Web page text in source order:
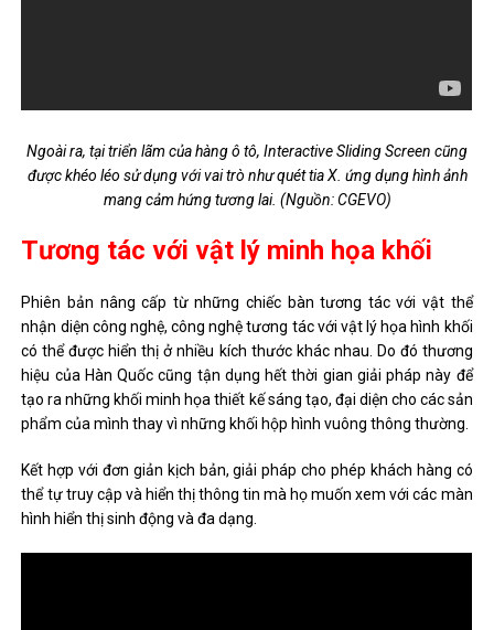
Ngoài ra, tại triển lãm của hàng ô tô, Interactive Sliding Screen cũng
được khéo léo sử dụng với vai trò như quét tia X. ứng dụng hình ảnh
mang cảm hứng tương lai. (Nguồn: CGEVO)
Tương tác với vật lý minh họa khối
Phiên bản nâng cấp từ những chiếc bàn tương tác với vật thể
nhận diện công nghệ, công nghệ tương tác với vật lý họa hình khối
có thể được hiển thị ở nhiều kích thước khác nhau. Do đó thương
hiệu của Hàn Quốc cũng tận dụng hết thời gian giải pháp này để
tạo ra những khối minh họa thiết kế sáng tạo, đại diện cho các sản
phẩm của mình thay vì những khối hộp hình vuông thông thường.
Kết hợp với đơn giản kịch bản, giải pháp cho phép khách hàng có
thể tự truy cập và hiển thị thông tin mà họ muốn xem với các màn
hình hiển thị sinh động và đa dạng.